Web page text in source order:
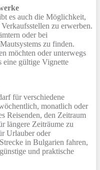
es auch die Möglichkeit,
zu erwerben.
oder bei
zu finden.
möchten oder unterwegs
eine gültige Vignette
für verschiedene
monatlich oder
Reisenden, den Zeitraum
längere Zeiträume zu
Urlauber oder
in Bulgarien fahren,
und praktische